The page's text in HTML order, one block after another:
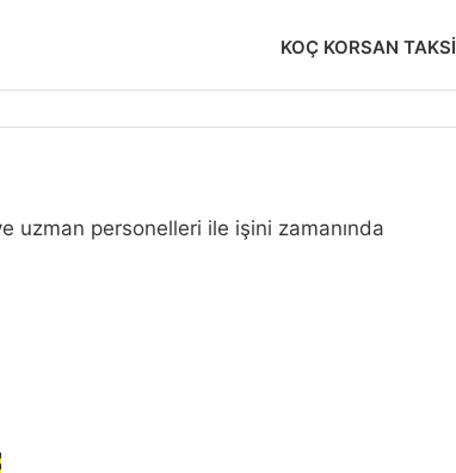
KOÇ KORSAN TAKSI
uzman personelleri ile işini zamanında